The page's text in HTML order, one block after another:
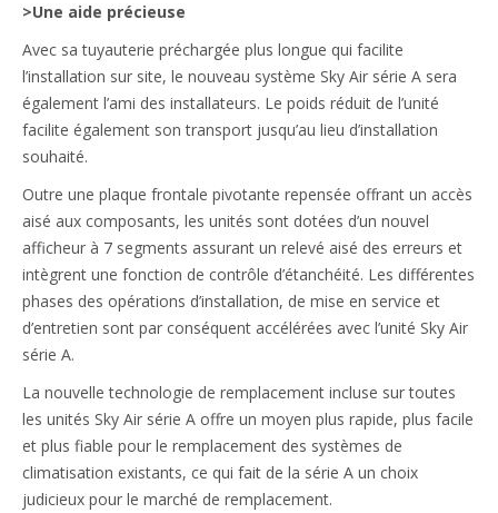
>Une aide précieuse
Avec sa tuyauterie préchargée plus longue qui facilite
l’installation sur site, le nouveau système Sky Air série A sera
également l’ami des installateurs. Le poids réduit de l’unité
facilite également son transport jusqu’au lieu d’installation
souhaité.
Outre une plaque frontale pivotante repensée offrant un accès
aisé aux composants, les unités sont dotées d’un nouvel
afficheur à 7 segments assurant un relevé aisé des erreurs et
intègrent une fonction de contrôle d’étanchéité. Les différentes
phases des opérations d’installation, de mise en service et
d’entretien sont par conséquent accélérées avec l’unité Sky Air
série A.
La nouvelle technologie de remplacement incluse sur toutes
les unités Sky Air série A offre un moyen plus rapide, plus facile
et plus fiable pour le remplacement des systèmes de
climatisation existants, ce qui fait de la série A un choix
judicieux pour le marché de remplacement.